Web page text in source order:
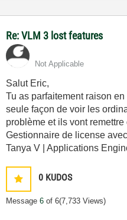
Re: VLM 3 lost features
Not Applicable
Salut Eric,
Tu as parfaitement raison
seule façon de voir les
problème et ils vont
Gestionnaire de license
Tanya V | Applications
0 KUDOS
Message6 of 6(7,733 Views)